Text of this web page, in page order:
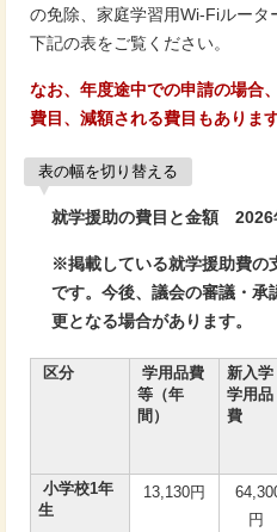
の免除、家庭学習用Wi-Fiルー
下記の表をご覧ください。
なお、年度途中での申請の場合
費目、減額される費目もありま
表の幅を切り替える
就学援助の費目と金額
※掲載している就学援助費の
です。今後、議会の審議・承
更となる場合があります。
区分
学用品費
等（年
間）
新入学
学用品
費
小学校1年
生
13,130円
円